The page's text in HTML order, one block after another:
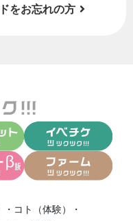
をお忘れの方
・ コト（体験）
・